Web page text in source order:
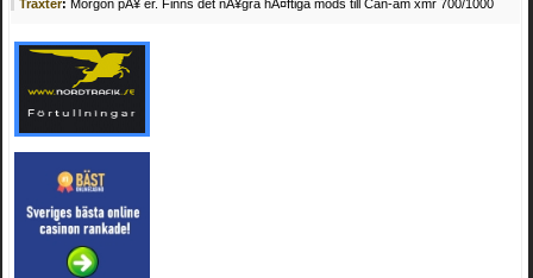
Traxter: Morgon pÃ¥ er. Finns det nÃ¥gra hÃ¤ftiga mods till Can-am xmr 700/1000
Mrhandsome:SÃ¶ker defekta/trasiga fyrhjulingar. Jag betalar bra och du kan nÃ¥ mig
pÃ¥ 0709955029 eller hv.alexandersson@gmail.com ifall du har en som du vill sÃ¤lja
mvh Hugo
21 februari 2025 kl. 09:25:52
Oscar5:NÃ¥gon som vet vad man kan begÃ¤ra fÃ¶r en Honda TRX 350 FE 2005
4 februari 2025 kl. 19:20:50
Oscar5:44
4 februari 2025 kl. 19:15:36
Greger59:NÃ¤gon som vet har en Cetek 500 EFI